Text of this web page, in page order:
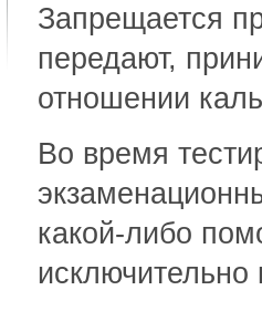
Запрещается
передают,
отношении
Во время
какой-либо